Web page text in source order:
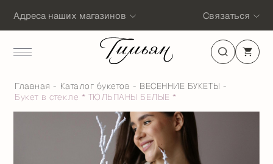
Адреса наших магазинов Связаться
Главная Каталог букетов
ВЕСЕННИЕ БУКЕТЫ
Букет в стекле * ТЮЛЬПАНЫ БЕЛЫЕ *